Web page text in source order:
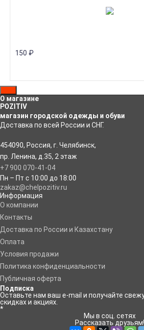
150 ₽
О магазине
POZITIV
магазин городской одежды и обуви
Доставка по всей России и СНГ.
454090, Россия, г. Челябинск,
пр. Ленина, д.35, 2 этаж
+7 900 070-41-04
Пн – Пт с 10:00 до 18:00
zakaz@chelpozitiv.ru
Информация
O компании
Контакты
Доставка по России и Казахстану
Оплата
Условия продажи
Политика конфиденциальности
Публичная оферта
Подписка
Оставьте нам ваш e-mail и получайте
скидках и акциях.
*
Мы в соц. сетях
Рассказать друзьям!